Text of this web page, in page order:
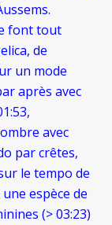
font tout
de
un mode
après avec
avec
par crêtes,
le tempo de
espèce de
(> 03:23)